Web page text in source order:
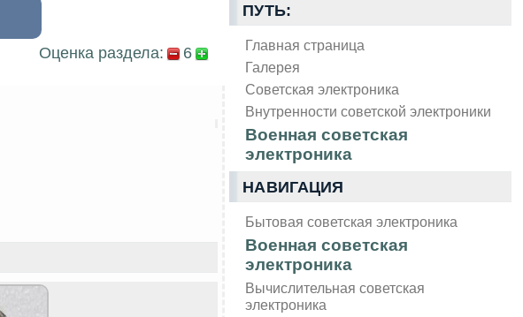
ПУТЬ:
Главная страница
Галерея
Советская электроника
Внутренности советской электроники
Военная советская
электроника
НАВИГАЦИЯ
Бытовая советская электроника
Военная советская
электроника
Вычислительная советская
электроника
Оценка раздела: 6